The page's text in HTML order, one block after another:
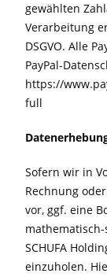
gewählten
Verarbeitung
DSGVO. Alle
PayPal-
https://
full
Sofern wir in
Rechnung
vor, ggf. eine
SCHUFA
einzuholen.